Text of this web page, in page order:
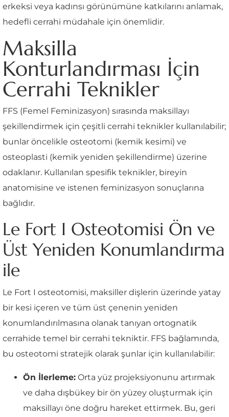
erkeksi veya kadınsı görünümüne katkılarını anlamak,
hedefli cerrahi müdahale için önemlidir.
Maksilla
Konturlandırması İçin
Cerrahi Teknikler
FFS (Femel Feminizasyon) sırasında maksillayı
şekillendirmek için çeşitli cerrahi teknikler kullanılabilir;
bunlar öncelikle osteotomi (kemik kesimi) ve
osteoplasti (kemik yeniden şekillendirme) üzerine
odaklanır. Kullanılan spesifik teknikler, bireyin
anatomisine ve istenen feminizasyon sonuçlarına
bağlıdır.
Le Fort I Osteotomisi Ön ve
Üst Yeniden Konumlandırma
ile
Le Fort I osteotomisi, maksiller dişlerin üzerinde yatay
bir kesi içeren ve tüm üst çenenin yeniden
konumlandırılmasına olanak tanıyan ortognatik
cerrahide temel bir cerrahi tekniktir. FFS bağlamında,
bu osteotomi stratejik olarak şunlar için kullanılabilir:
Ön İlerleme: Orta yüz projeksiyonunu artırmak
ve daha dışbükey bir ön yüzey oluşturmak için
maksillayı öne doğru hareket ettirmek. Bu, geri